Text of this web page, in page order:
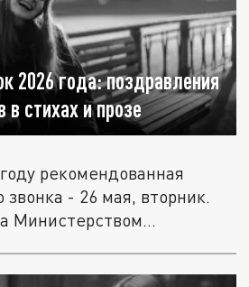
2026 года: поздравления
стихах и прозе
рекомендованная
звонка - 26 мая, вторник.
Министерством...